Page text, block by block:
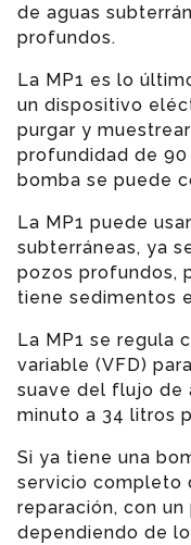
de aguas
profundos.
La MP1 es lo
un dispositivo
purgar y
profundidad de
bomba se puede
La MP1 puede
subterráneas, ya
pozos profundos,
tiene sedimentos
La MP1 se regula
variable (VFD)
suave del flujo de
minuto a 34 litros
Si ya tiene una
servicio completo
reparación, con
dependiendo de